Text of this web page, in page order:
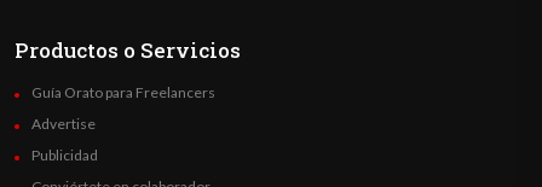
Productos o Servicios
Guía Orato para Freelancers
Advertise
Publicidad